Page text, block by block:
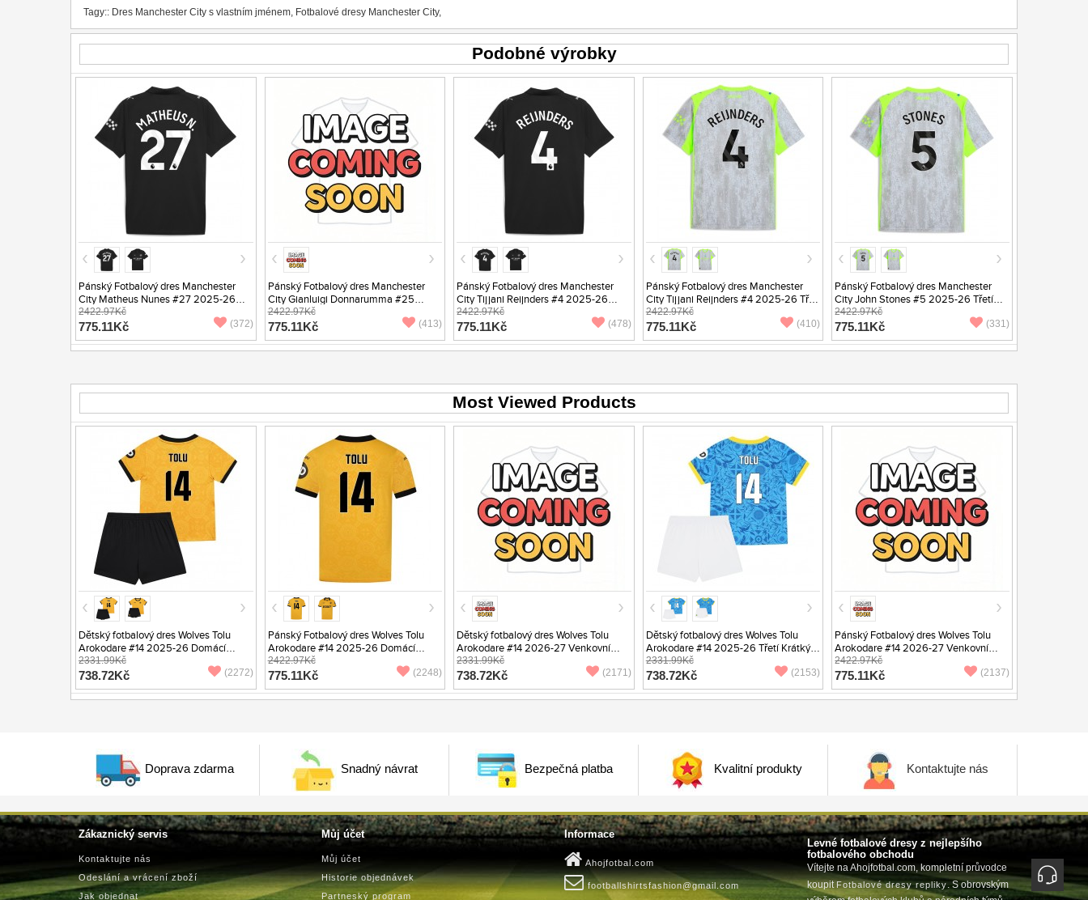
Tagy:: Dres Manchester City s vlastním jménem, Fotbalové dresy Manchester City,
Podobné výrobky
Pánský Fotbalový dres Manchester
City Matheus Nunes #27 2025-26
Venkovní Krátký Rukáv
2422.97Kč
775.11Kč (372)
Pánský Fotbalový dres Manchester
City Gianluigi Donnarumma #25
Brankářské 2025-26 Třetí Krátký
Rukáv
2422.97Kč
775.11Kč (413)
Pánský Fotbalový dres Manchester
City Tijjani Reijnders #4 2025-26
Venkovní Krátký Rukáv
2422.97Kč
775.11Kč (478)
Pánský Fotbalový dres Manchester
City Tijjani Reijnders #4 2025-26 Třetí
Krátký Rukáv
2422.97Kč
775.11Kč (410)
Pánský Fotbalový dres Manchester
City John Stones #5 2025-26 Třetí
Krátký Rukáv
2422.97Kč
775.11Kč (331)
Most Viewed Products
Dětský fotbalový dres Wolves Tolu
Arokodare #14 2025-26 Domácí
Krátký Rukáv (+ trenýrky)
2331.99Kč
738.72Kč (2272)
Pánský Fotbalový dres Wolves Tolu
Arokodare #14 2025-26 Domácí
Krátký Rukáv
2422.97Kč
775.11Kč (2248)
Dětský fotbalový dres Wolves Tolu
Arokodare #14 2026-27 Venkovní
Krátký Rukáv (+ trenýrky)
2331.99Kč
738.72Kč (2171)
Dětský fotbalový dres Wolves Tolu
Arokodare #14 2025-26 Třetí Krátký
Rukáv (+ trenýrky)
2331.99Kč
738.72Kč (2153)
Pánský Fotbalový dres Wolves Tolu
Arokodare #14 2026-27 Venkovní
Krátký Rukáv
2422.97Kč
775.11Kč (2137)
Doprava zdarma Snadný návrat Bezpečná platba Kvalitní produkty Kontaktujte nás
Zákaznický servis
Kontaktujte nás
Odeslání a vrácení zboží
Jak objednat
Můj účet
Můj účet
Historie objednávek
Partneský program
Informace
Ahojfotbal.com
footballshirtsfashion@gmail.com
Levné fotbalové dresy z nejlepšího
fotbalového obchodu
Vítejte na Ahojfotbal.com, kompletní průvodce
koupitFotbalové dresy repliky. S obrovským